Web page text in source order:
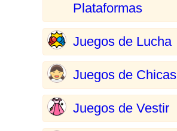
Plataformas
Juegos de Lucha
Juegos de Chicas
Juegos de Vestir